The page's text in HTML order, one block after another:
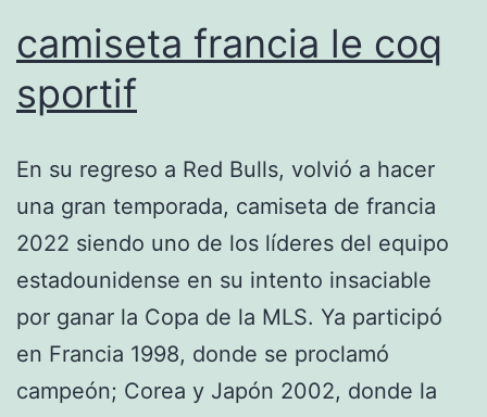
camiseta francia le coq
sportif
En su regreso a Red Bulls, volvió a hacer
una gran temporada, camiseta de francia
2022 siendo uno de los líderes del equipo
estadounidense en su intento insaciable
por ganar la Copa de la MLS. Ya participó
en Francia 1998, donde se proclamó
campeón; Corea y Japón 2002, donde la